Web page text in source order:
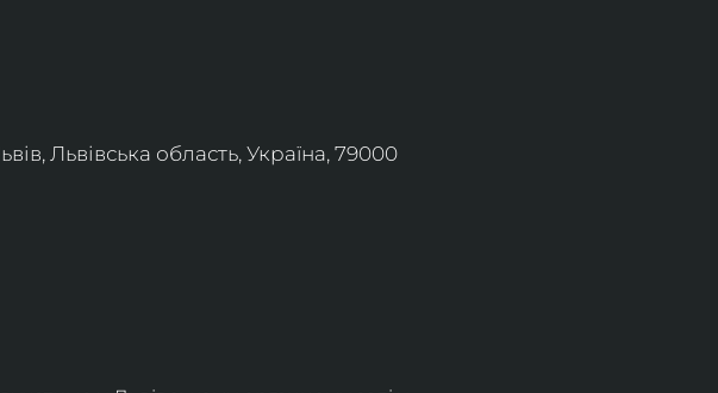
Львівська область, Україна, 79000